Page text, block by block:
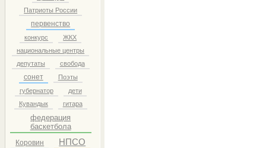
Патриоты России
первенство
конкурс
ЖКХ
национальные центры
депутаты
свобода
сонет
Поэты
губернатор
дети
Кувандык
гитара
федерация
баскетбола
Коровин НПСО